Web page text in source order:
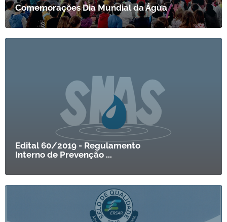
Comemorações Dia Mundial da Água
Edital 60/2019 - Regulamento
Interno de Prevenção ...